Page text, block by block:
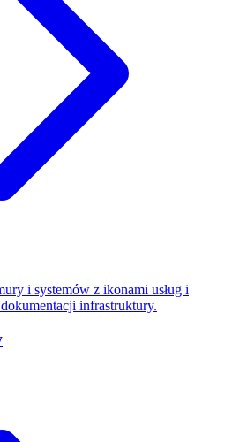
i systemów z ikonami usług i
infrastruktury.